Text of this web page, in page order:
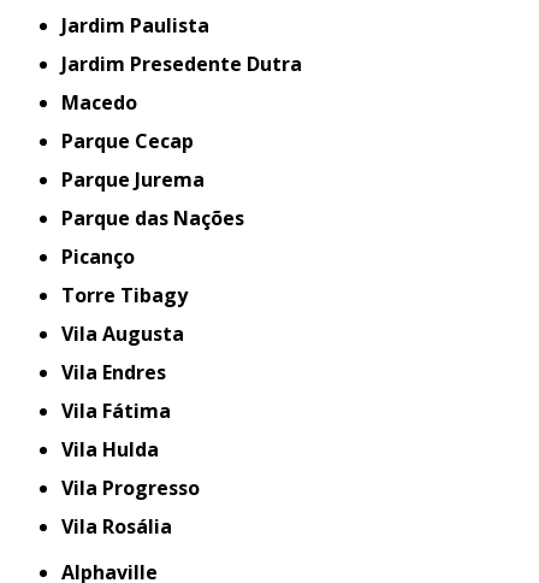
Jardim Paulista
Jardim Presedente Dutra
Macedo
Parque Cecap
Parque Jurema
Parque das Nações
Picanço
Torre Tibagy
Vila Augusta
Vila Endres
Vila Fátima
Vila Hulda
Vila Progresso
Vila Rosália
Alphaville